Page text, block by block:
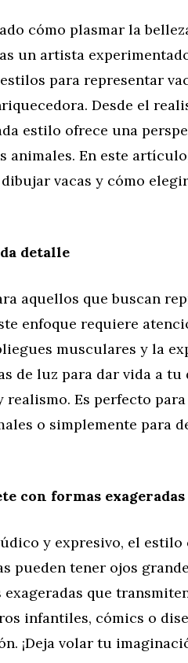
cómo plasmar la
un artista
para representar
Desde el
estilo ofrece una
animales. En este
vacas y cómo
detalle
aquellos que buscan
enfoque requiere
musculares y la
de luz para dar vida a tu
realismo. Es perfecto
o simplemente para
con formas exageradas
y expresivo, el
pueden tener ojos
que
infantiles, cómics o
¡Deja volar tu